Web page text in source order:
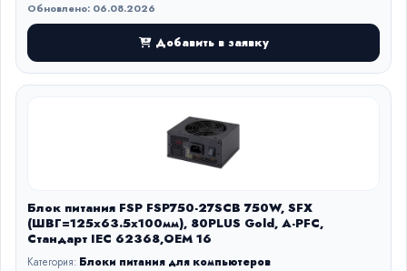
Обновлено: 06.08.2026
Добавить в заявку
Блок питания FSP FSP750-27SCB 750W, SFX
(ШВГ=125x63.5x100мм), 80PLUS Gold, A-PFC,
Стандарт IEC 62368,OEM 16
Категория: Блоки питания для компьютеров